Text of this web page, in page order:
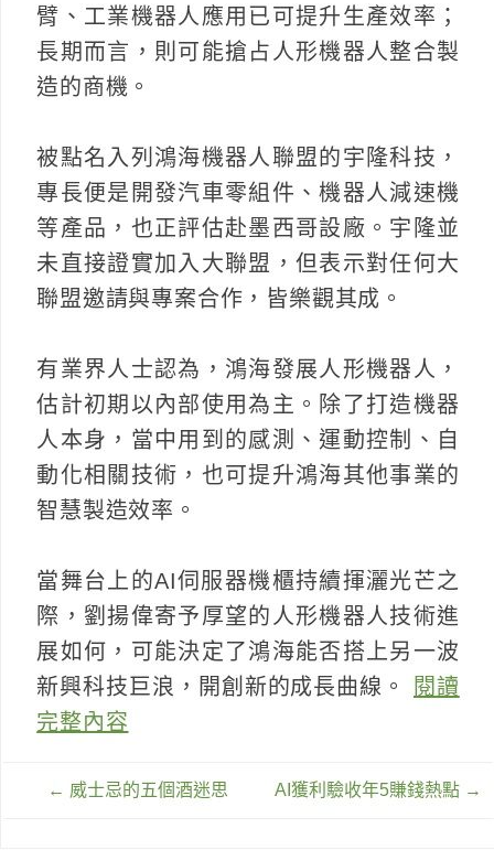
臂、工業機器人應用已可提升生產效率；
長期而言，則可能搶占人形機器人整合製
造的商機。
被點名入列鴻海機器人聯盟的宇隆科技，
專長便是開發汽車零組件、機器人減速機
等產品，也正評估赴墨西哥設廠。宇隆並
未直接證實加入大聯盟，但表示對任何大
聯盟邀請與專案合作，皆樂觀其成。
有業界人士認為，鴻海發展人形機器人，
估計初期以內部使用為主。除了打造機器
人本身，當中用到的感測、運動控制、自
動化相關技術，也可提升鴻海其他事業的
智慧製造效率。
當舞台上的AI伺服器機櫃持續揮灑光芒之
際，劉揚偉寄予厚望的人形機器人技術進
展如何，可能決定了鴻海能否搭上另一波
新興科技巨浪，開創新的成長曲線。
閱讀
完整內容
文
← 威士忌的五個酒迷思 AI獲利驗收年5賺錢熱點 →